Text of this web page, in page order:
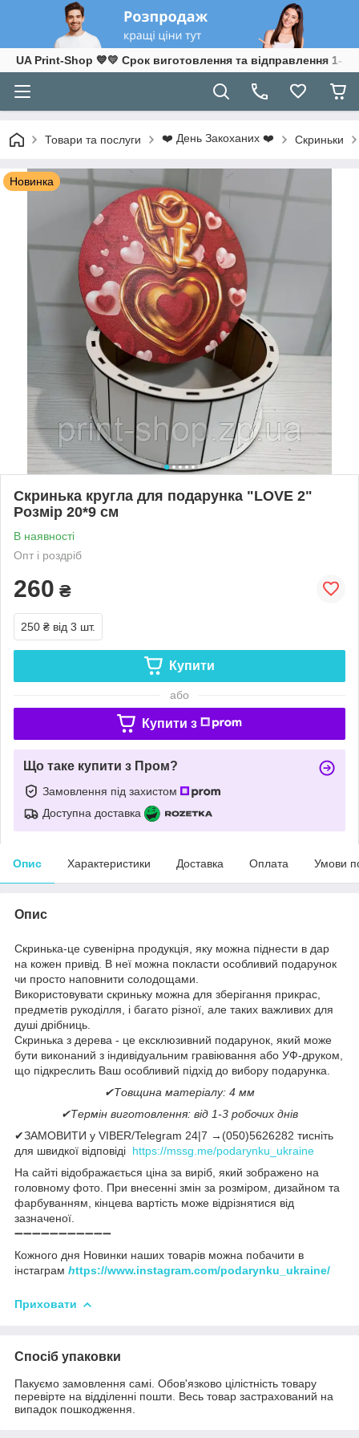
UA Print-Shop ​💙💛 Срок виготовлення та відправлення 1-3
Товари та послуги ❤️ День Закоханих ❤️ Скриньки
Новинка
Скринька кругла для подарунка "LOVE 2"
Розмір 20*9 см
В наявності
Опт і роздріб
260 ₴
250 ₴ від 3 шт.
Купити
або
Купити з
Що таке купити з Пром?
Замовлення під захистом
Доступна доставка
Опис Характеристики Доставка Оплата Умови
Опис
Скринька-це сувенірна продукція, яку можна піднести в дар
на кожен привід. В неї можна покласти особливий подарунок
чи просто наповнити солодощами.
Використовувати скриньку можна для зберігання прикрас,
предметів рукоділля, і багато різної, але таких важливих для
душі дрібниць.
Скринька з дерева - це ексклюзивний подарунок, який може
бути виконаний з індивідуальним гравіювання або УФ-друком,
що підкреслить Ваш особливий підхід до вибору подарунка.
✔Товщина матеріалу: 4 мм
✔Термін виготовлення: від 1-3 робочих днів
✔ЗАМОВИТИ у VIBER/Telegram 24|7 →(050)5626282 тисніть
для швидкої відповіді https://mssg.me/podarynku_ukraine
На сайті відображається ціна за виріб, який зображено на
головному фото. При внесенні змін за розміром, дизайном та
фарбуванням, кінцева вартість може відрізнятися від
зазначеної.
➖➖➖➖➖➖➖➖➖➖➖
Кожного дня Новинки наших товарів можна побачити в
інстаграм https://www.instagram.com/podarynku_ukraine/
Приховати
Спосіб упаковки
Пакуємо замовлення самі. Обов'язково цілістність товару
перевірте на відділенні пошти. Весь товар застрахований на
випадок пошкодження.